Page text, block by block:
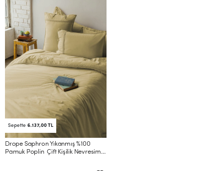
Sepette 6.137,00 TL
Drope Saphron Yıkanmış %100
Pamuk Poplin Çift Kişilik Nevresim